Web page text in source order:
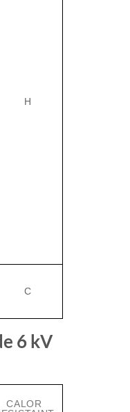
H
C
6 kV
CALOR